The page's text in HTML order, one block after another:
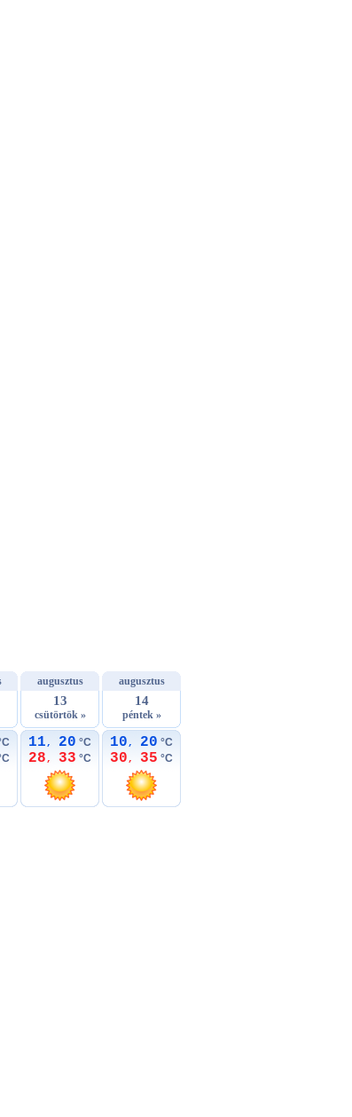
augusztus
13
csütörtök »
11, 20 °C
28, 33 °C
augusztus
14
péntek »
10, 20 °C
30, 35 °C